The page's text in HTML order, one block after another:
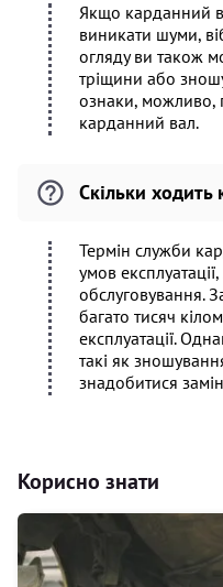
Якщо карданний
виникати шуми,
огляду ви також
тріщини або
ознаки, можливо,
карданний вал.
Скільки ходить
Термін служби
умов експлуатації,
обслуговування.
багато тисяч
експлуатації.
такі як
знадобитися
Корисно знати